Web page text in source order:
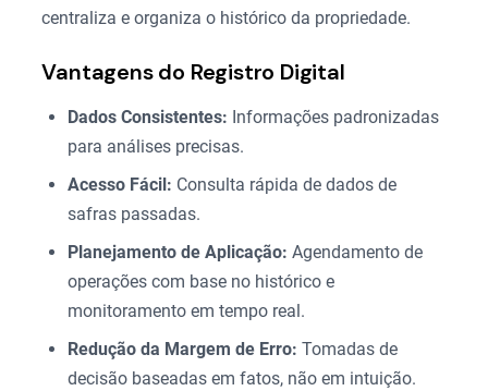
centraliza e organiza o histórico da propriedade.
Vantagens do Registro Digital
Dados Consistentes: Informações padronizadas
para análises precisas.
Acesso Fácil: Consulta rápida de dados de
safras passadas.
Planejamento de Aplicação: Agendamento de
operações com base no histórico e
monitoramento em tempo real.
Redução da Margem de Erro: Tomadas de
decisão baseadas em fatos, não em intuição.